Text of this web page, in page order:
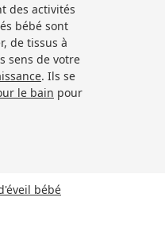
des activités
bébé sont
de tissus à
sens de votre
. Ils se
le bain pour
bébé